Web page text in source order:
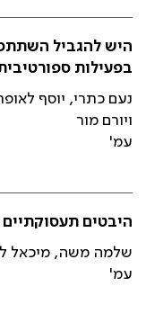
היש להגביל
בפעילות
נעם כתרי, יוסף
ויורם מור
עמ'
היבטים
שלמה משה, מיכאל
עמ'